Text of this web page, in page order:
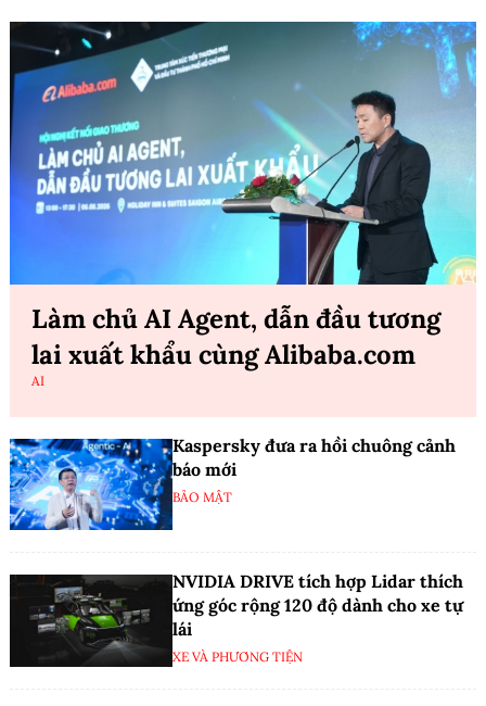
Làm chủ AI Agent, dẫn đầu tương
lai xuất khẩu cùng Alibaba.com
AI
Kaspersky đưa ra hồi chuông cảnh
báo mới
BẢO MẬT
NVIDIA DRIVE tích hợp Lidar thích
ứng góc rộng 120 độ dành cho xe tự
lái
XE VÀ PHƯƠNG TIỆN